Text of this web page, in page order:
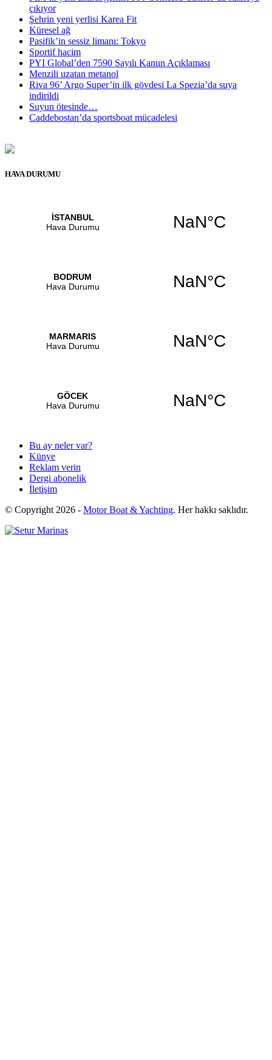
çıkıyor
Şehrin yeni yerlisi Karea Fit
Küresel ağ
Pasifik’in sessiz limanı: Tokyo
Sportif hacim
PYI Global’den 7590 Sayılı Kanun Açıklaması
Menzili uzatan metanol
Riva 96’ Argo Super’in ilk gövdesi La Spezia’da suya
indirildi
Suyun ötesinde…
Caddebostan’da sportsboat mücadelesi
HAVA DURUMU
Bu ay neler var?
Künye
Reklam verin
Dergi abonelik
İletişim
© Copyright 2026 - Motor Boat & Yachting. Her hakkı saklıdır.